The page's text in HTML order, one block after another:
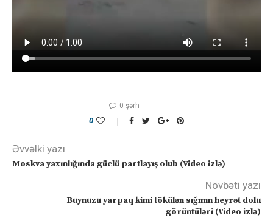
0 şərh
0
Əvvəlki yazı
Moskva yaxınlığında güclü partlayış olub (Video izlə)
Növbəti yazı
Buynuzu yarpaq kimi tökülən sığının heyrət dolu
görüntüləri (Video izlə)